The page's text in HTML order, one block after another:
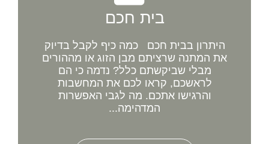
בית חכם
היתרון בבית חכם כמה כיף לקבל בדיוק
את המתנה שרציתם מבן הזוג או מההורים
מבלי שביקשתם כלל? נדמה כי הם
לראשכם, קראו לכם את המחשבות
והרגישו אתכם. מה לגבי האפשרות
המדהימה...